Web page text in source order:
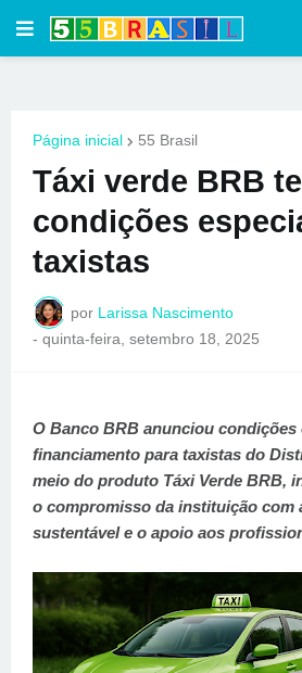
Página inicial 55 Brasil
Táxi verde BRB
condições
taxistas
por Larissa Nascimento
- quinta-feira, setembro 18, 2025
O Banco BRB anunciou condições
financiamento para taxistas do
meio do produto Táxi Verde BRB,
o compromisso da instituição com
sustentável e o apoio aos